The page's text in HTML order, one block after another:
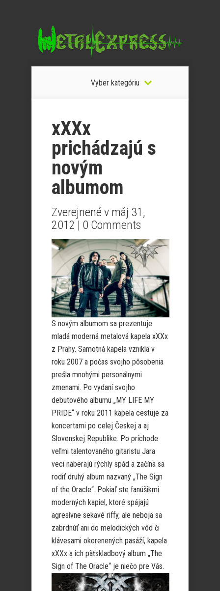
Vyber kategóriu
xXXx
prichádzajú s
novým
albumom
Zverejnené v máj 31,
2012 | 0 Comments
S novým albumom sa prezentuje
mladá moderná metalová kapela xXXx
z Prahy. Samotná kapela vznikla v
roku 2007 a počas svojho pôsobenia
prešla mnohými personálnymi
zmenami. Po vydaní svojho
debutového albumu „MY LIFE MY
PRIDE“ v roku 2011 kapela cestuje za
koncertami po celej Českej a aj
Slovenskej Republike. Po príchode
veľmi talentovaného gitaristu Jara
veci naberajú rýchly spád a začína sa
rodiť druhý album nazvaný „The Sign
of the Oracle“. Pokiaľ ste fanúšikmi
moderných kapiel, ktoré spájajú
agresívne sekavé riffy, ale neboja sa
zabrdnúť ani do melodických vôd či
klávesami okorenených pasáží, kapela
xXXx a ich päťskladbový album „The
Sign of The Oracle“ je niečo pre Vás.